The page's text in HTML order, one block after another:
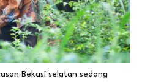
Bekasi selatan sedang